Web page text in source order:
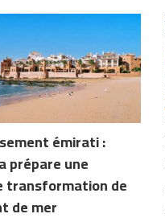
émirati :
prépare une
transformation de
de mer